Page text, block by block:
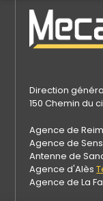
Direction
150 Chemin du
Agence de
Agence de
Antenne de
Agence d'Alès
Agence de La